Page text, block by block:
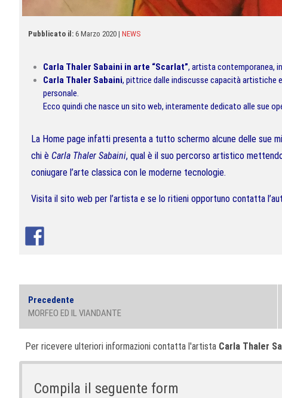
Pubblicato il: 6 Marzo 2020 | NEWS
Carla Thaler Sabaini in arte “Scarlat”, artista contemporanea,
Carla Thaler Sabaini, pittrice dalle indiscusse capacità artistiche
personale.
Ecco quindi che nasce un sito web, interamente dedicato alle sue
La Home page infatti presenta a tutto schermo alcune delle sue
chi è Carla Thaler Sabaini, qual è il suo percorso artistico
coniugare l’arte classica con le moderne tecnologie.
Visita il sito web per l’artista e se lo ritieni opportuno contatta
Navigazione
articoli
Precedente
post:
MORFEO ED IL VIANDANTE
Per ricevere ulteriori informazioni contatta l'artista Carla Thaler
Compila il seguente form